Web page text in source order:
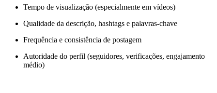
Tempo de visualização (especialmente em vídeos)
Qualidade da descrição, hashtags e palavras-chave
Frequência e consistência de postagem
Autoridade do perfil (seguidores, verificações, engajamento
médio)